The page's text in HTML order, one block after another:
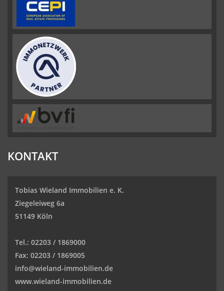
KONTAKT
Tobias Wieland Immobilien e. K.
Ziegeleiweg 6a
51149 Köln
Tel.: 02203 / 1869000
Fax: 02203 / 1869005
info@wieland-immobilien.de
www.wieland-immobilien.de